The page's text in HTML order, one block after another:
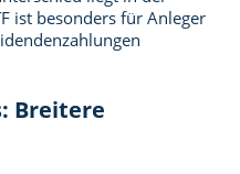
ist besonders für Anleger
Breitere